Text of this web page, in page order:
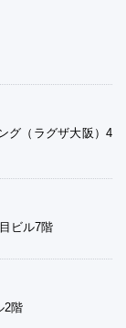
グ（ラグザ大阪）4
ビル7階
2階